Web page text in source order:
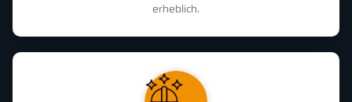
erheblich.